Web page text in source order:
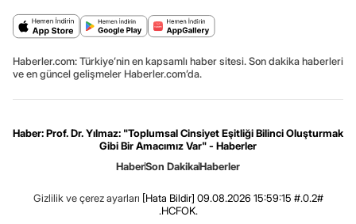
Haberler.com: Türkiye’nin en kapsamlı haber sitesi. Son dakika haberleri
ve en güncel gelişmeler Haberler.com’da.
Haber: Prof. Dr. Yılmaz: "Toplumsal Cinsiyet Eşitliği Bilinci Oluşturmak
Gibi Bir Amacımız Var" - Haberler
HaberSon DakikaHaberler
Gizlilik ve çerez ayarları [Hata Bildir] 09.08.2026 15:59:15 #.0.2#
.HCFOK.